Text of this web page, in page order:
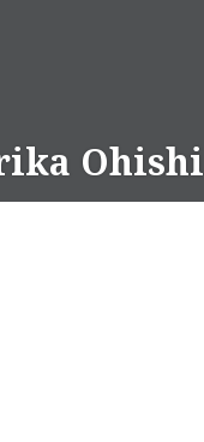
Ohishi